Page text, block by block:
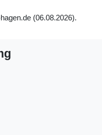
(06.08.2026).